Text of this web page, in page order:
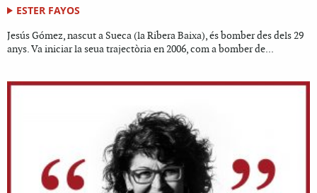
ESTER FAYOS
Jesús Gómez, nascut a Sueca (la Ribera Baixa), és bomber des dels 29
anys. Va iniciar la seua trajectòria en 2006, com a bomber de...